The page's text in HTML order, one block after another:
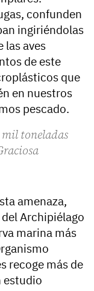
confunden
ingiriéndolas
las aves
de este
que
en nuestros
pescado.
mil toneladas
amenaza,
Archipiélago
marina más
recoge más de
estudio